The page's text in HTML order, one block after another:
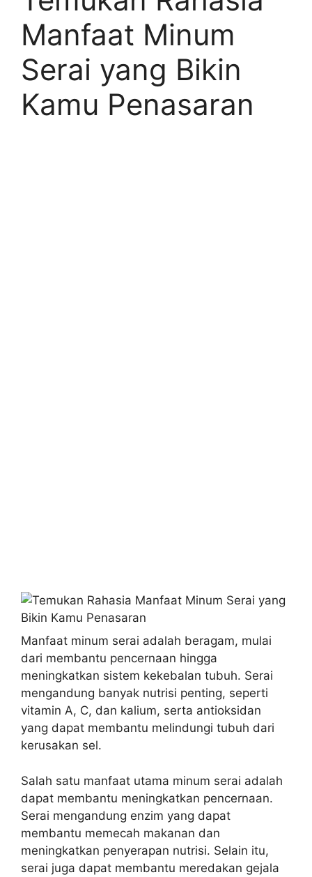
Manfaat Minum
Serai yang Bikin
Kamu Penasaran
Manfaat minum serai adalah beragam, mulai
dari membantu pencernaan hingga
meningkatkan sistem kekebalan tubuh. Serai
mengandung banyak nutrisi penting, seperti
vitamin A, C, dan kalium, serta antioksidan
yang dapat membantu melindungi tubuh dari
kerusakan sel.
Salah satu manfaat utama minum serai adalah
dapat membantu meningkatkan pencernaan.
Serai mengandung enzim yang dapat
membantu memecah makanan dan
meningkatkan penyerapan nutrisi. Selain itu,
serai juga dapat membantu meredakan gejala